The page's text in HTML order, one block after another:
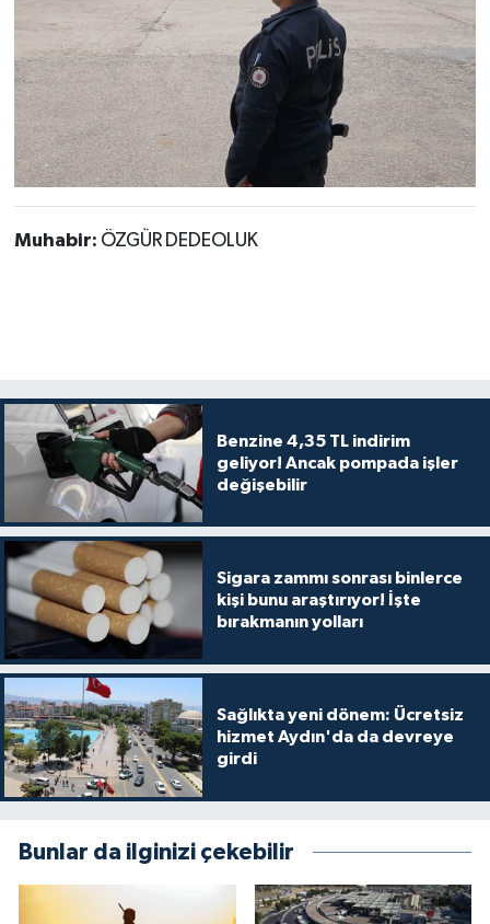
Muhabir: ÖZGÜR DEDEOLUK
Benzine 4,35 TL indirim
geliyor! Ancak pompada işler
değişebilir
Sigara zammı sonrası binlerce
kişi bunu araştırıyor! İşte
bırakmanın yolları
Sağlıkta yeni dönem: Ücretsiz
hizmet Aydın'da da devreye
girdi
Bunlar da ilginizi çekebilir